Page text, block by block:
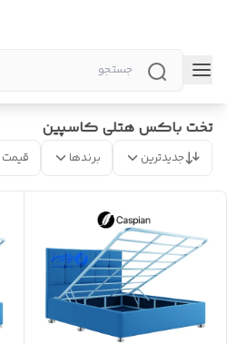
تخت باکس هتلی کاسپین
جدیدترین برندها قیمت